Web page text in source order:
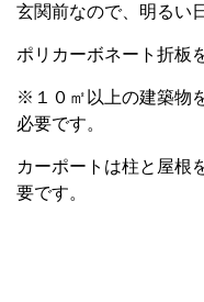
玄関前なので、明るい
ポリカーボネート折板
※１０㎡以上の建築物
必要です。
カーポートは柱と屋根
要です。